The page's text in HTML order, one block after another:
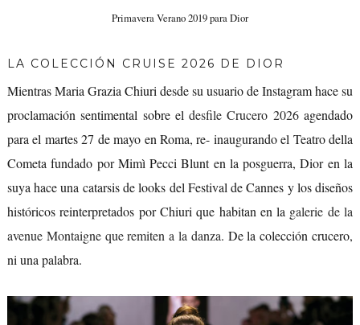
Primavera Verano 2019 para Dior
LA COLECCIÓN CRUISE 2026 DE DIOR
Mientras Maria Grazia Chiuri desde su usuario de Instagram hace su
proclamación sentimental sobre eldesfile Crucero 2026agendado
para el martes 27 de mayo en Roma, re- inaugurando el Teatro della
Cometa fundado por Mimì Pecci Blunt en la posguerra, Dior en la
suya hace una catarsis de looks del Festival de Cannes y los diseños
históricos reinterpretados por Chiuri que habitan en la galerie de la
avenue Montaigne que remiten a la danza. De la colección crucero,
ni una palabra.